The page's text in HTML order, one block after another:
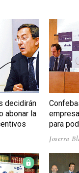
euros,
año la
en el
los
del uso
decidirán
abonar la
para
Joserra